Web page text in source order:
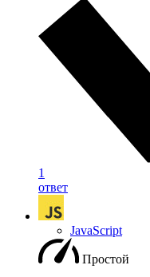
1
ответ
JavaScript
Простой